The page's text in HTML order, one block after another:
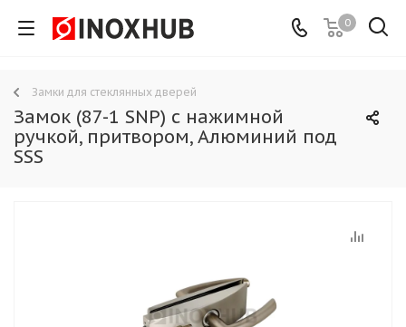
0
Замки для стеклянных дверей
Замок (87-1 SNP) с нажимной
ручкой, притвором, Алюминий под
SSS